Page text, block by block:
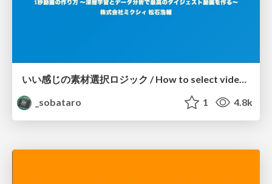
いい感じの素材選択ロジック / How to select videos for 1sec Movie
_sobataro
1 4.8k